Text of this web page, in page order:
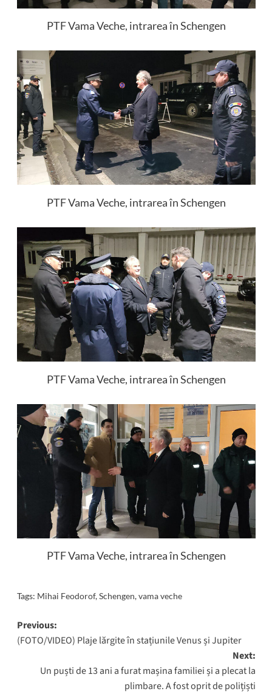
PTF Vama Veche, intrarea în Schengen
PTF Vama Veche, intrarea în Schengen
PTF Vama Veche, intrarea în Schengen
PTF Vama Veche, intrarea în Schengen
Tags: Mihai Feodorof,Schengen,vama veche
Post
navigation
Previous:
(FOTO/VIDEO) Plaje lărgite în stațiunile Venus și Jupiter
Next:
Un puști de 13 ani a furat mașina familiei și a plecat la
plimbare. A fost oprit de polițiști